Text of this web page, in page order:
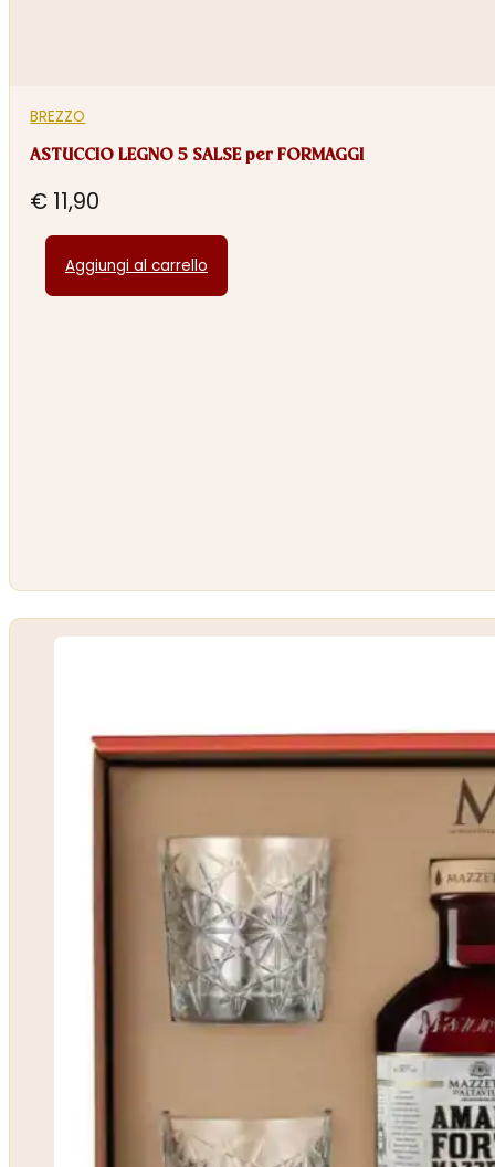
BREZZO
ASTUCCIO LEGNO 5 SALSE per FORMAGGI
€ 11,90
Aggiungi al carrello